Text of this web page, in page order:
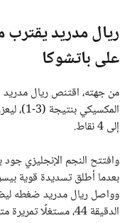
ريال مدريد يقترب
على باتشوكا
من جهته، اقتنص ريال مدريد
إلى 4 نقاط.
بعدما أطلق تسديدة قوية
وواصل ريال مدريد ضغطه
الدقيقة 44، مستغلًا تمريرة متقنة من جونزالو.